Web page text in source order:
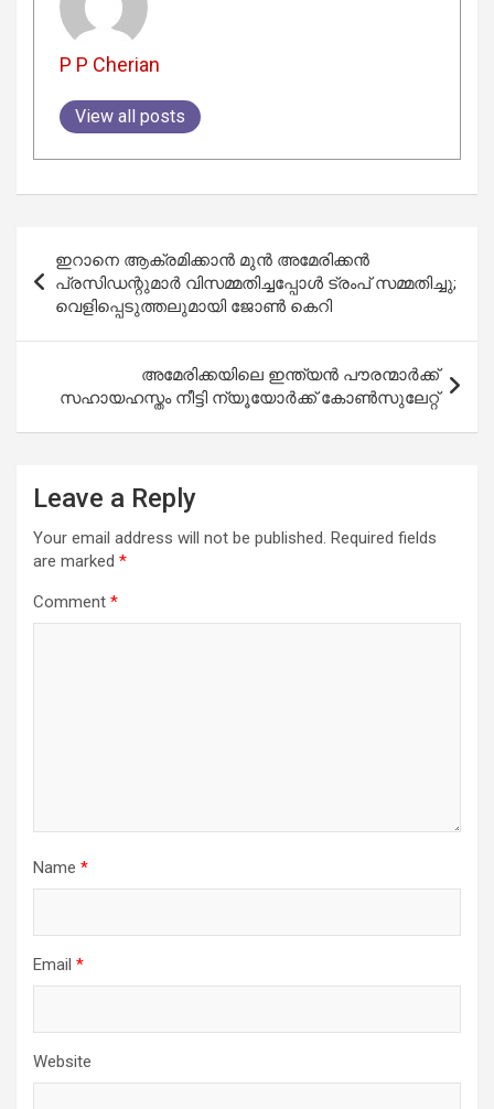
P P Cherian
View all posts
navigation
ഇറാനെ ആക്രമിക്കാൻ മുൻ അമേരിക്കൻ
പ്രസിഡന്റുമാർ വിസമ്മതിച്ചപ്പോൾ ട്രംപ് സമ്മതിച്ചു;
വെളിപ്പെടുത്തലുമായി ജോൺ കെറി
അമേരിക്കയിലെ ഇന്ത്യൻ പൗരന്മാർക്ക്
സഹായഹസ്തം നീട്ടി ന്യൂയോർക്ക് കോൺസുലേറ്റ്
Leave a Reply
Your email address will not be published. Required fields
are marked *
Comment *
Name *
Email *
Website